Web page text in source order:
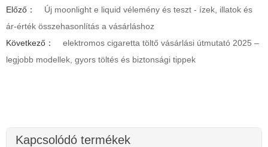
Előző：
Új moonlight e liquid vélemény és teszt - ízek, illatok és
ár-érték összehasonlítás a vásárláshoz
Következő：
elektromos cigaretta töltő vásárlási útmutató 2025 –
legjobb modellek, gyors töltés és biztonsági tippek
Kapcsolódó termékek